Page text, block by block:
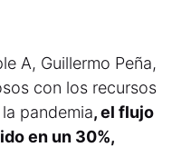
A, Guillermo Peña,
con los recursos
pandemia, el flujo
en un 30%,